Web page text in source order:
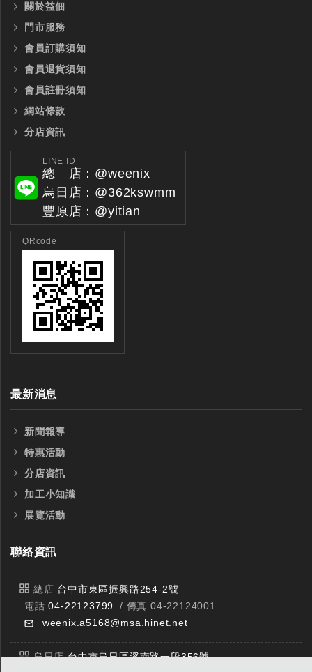
關於益佃
門市服務
會員訂購須知
會員退貨須知
會員註冊須知
網站條款
分店資訊
LINE ID
總 店：@weenix
烏日店：@362kswmm
豐原店：@yitian
QRcode
最新消息
新聞報導
特惠活動
分店資訊
加工小知識
展覽活動
聯絡資訊
總店 台中市東區振興路254-2號
電話04-22123799
/ 傳真 04-22124001
weenix.a5168@msa.hinet.net
烏日店台中市烏日區溪南路一段356號